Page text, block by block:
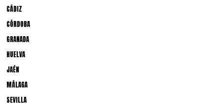
CÁDIZ
CÓRDOBA
GRANADA
HUELVA
JAÉN
MÁLAGA
SEVILLA